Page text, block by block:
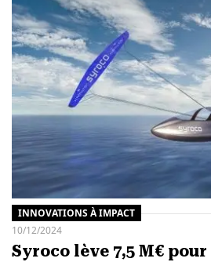
INNOVATIONS À IMPACT
10/12/2024
Syroco lève 7,5 M€